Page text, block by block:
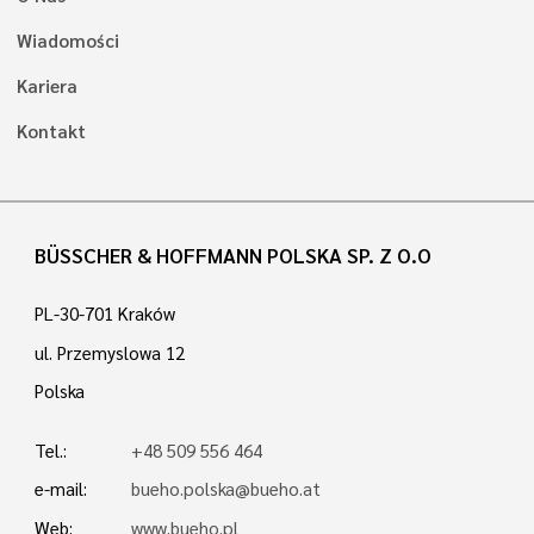
Wiadomości
Kariera
Kontakt
BÜSSCHER & HOFFMANN POLSKA SP. Z O.O
PL-30-701 Kraków
ul. Przemyslowa 12
Polska
Tel.:
+48 509 556 464
e-mail:
bueho.polska@bueho.at
Web:
www.bueho.pl